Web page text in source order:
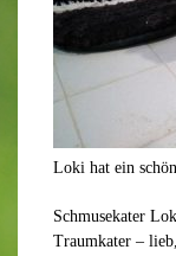
Loki hat ein
Schmusekater
Traumkater –